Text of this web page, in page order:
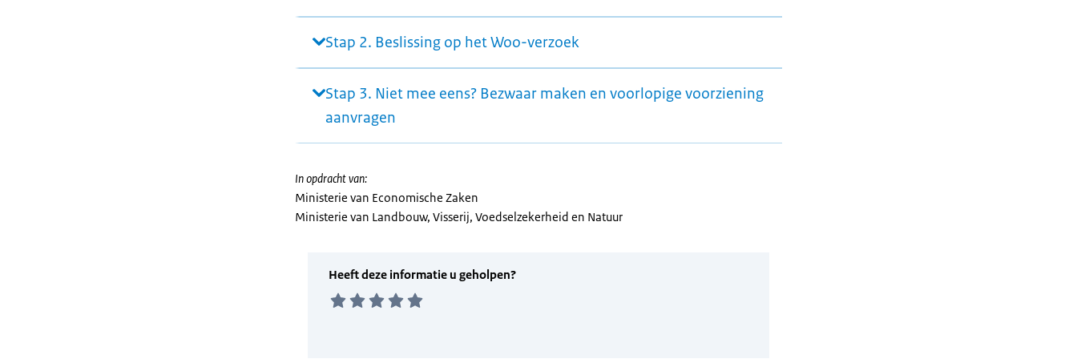
Stap 2. Beslissing op het Woo-verzoek
Stap 3. Niet mee eens? Bezwaar maken en voorlopige voorziening
aanvragen
In opdracht van:
Ministerie van Economische Zaken
Ministerie van Landbouw, Visserij, Voedselzekerheid en Natuur